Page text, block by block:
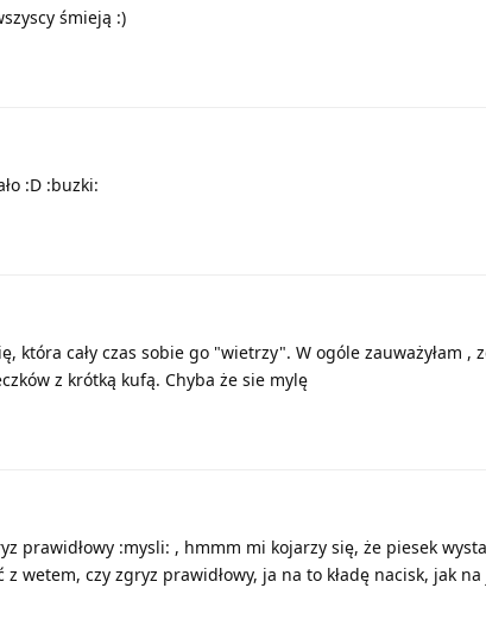
śmieją :)
:D :buzki:
która cały czas sobie go "wietrzy". W ogóle zauważyłam ,
z krótką kufą. Chyba że sie mylę
prawidłowy :mysli: , hmmm mi kojarzy się, że piesek
wetem, czy zgryz prawidłowy, ja na to kładę nacisk, jak